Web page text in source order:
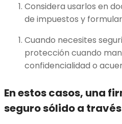
Considera usarlos en
de impuestos y
Cuando necesites
protección cuando
confidencialidad o
En estos casos, una
seguro sólido a